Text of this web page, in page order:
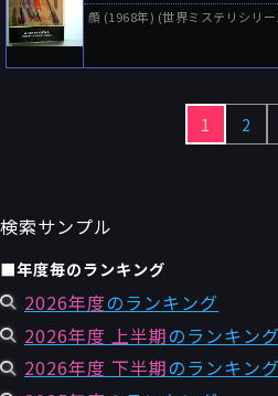
顔 (1968年) (世界ミステリシリ
1 2
検索サンプル
■年度毎のランキング
2026年度のランキング
2026年度 上半期のランキング
2026年度 下半期のランキング